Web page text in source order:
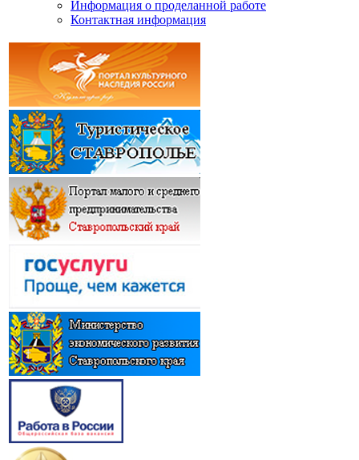
Информация о проделанной работе
Контактная информация